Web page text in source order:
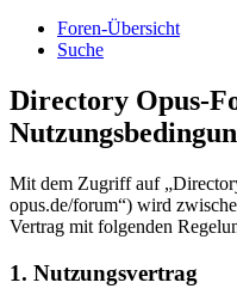
Foren-Übersicht
Suche
Directory Opus-
Mit dem Zugriff auf
opus.de/forum“) wird
Vertrag mit folgenden
1. Nutzungsvertrag